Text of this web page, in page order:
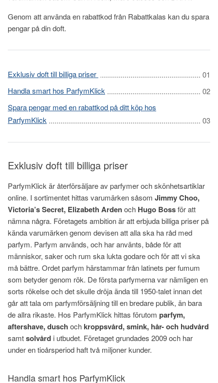
Genom att använda en rabattkod från Rabattkalas kan du spara
pengar på din doft.
Exklusiv doft till billiga priser
Handla smart hos ParfymKlick
Spara pengar med en rabattkod på ditt köp hos
ParfymKlick
Exklusiv doft till billiga priser
ParfymKlick är återförsäljare av parfymer och skönhetsartiklar
online. I sortimentet hittas varumärken såsom Jimmy Choo,
Victoria’s Secret, Elizabeth Ardenoch Hugo Bossför att
nämna några. Företagets ambition är att erbjuda billiga priser på
kända varumärken genom devisen att alla ska ha råd med
parfym. Parfym används, och har använts, både för att
människor, saker och rum ska lukta godare och för att vi ska
må bättre. Ordet parfym härstammar från latinets per fumum
som betyder genom rök. De första parfymerna var nämligen en
sorts rökelse och det skulle dröja ända till 1950-talet innan det
går att tala om parfymförsäljning till en bredare publik, än bara
de allra rikaste. Hos ParfymKlick hittas förutom parfym,
aftershave, dusch och kroppsvård, smink, hår- och hudvård
samtsolvård i utbudet. Företaget grundades 2009 och har
under en tioårsperiod haft två miljoner kunder.
Handla smart hos ParfymKlick